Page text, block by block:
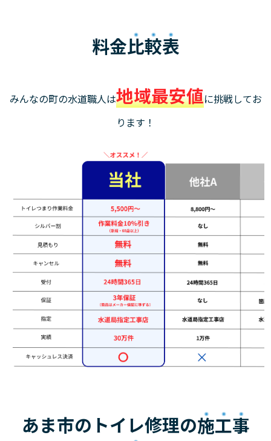
料金比較表
みんなの町の水道職人は地域最安値に挑戦してお
ります！
あま市のトイレ修理の施工事